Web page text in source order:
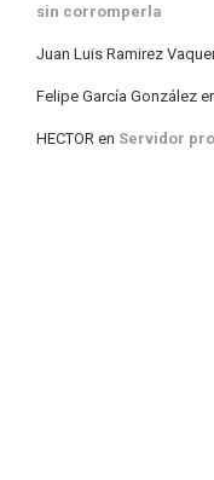
sin corromperla
Juan Luis Ramirez
Felipe García González
HECTOR en Servidor